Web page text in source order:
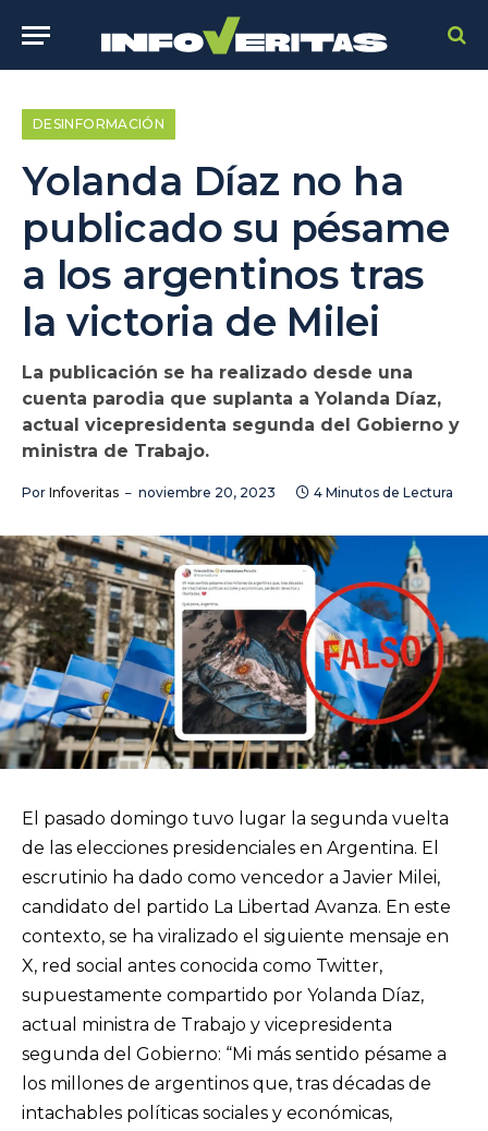
DESINFORMACIÓN
Yolanda Díaz no ha
publicado su pésame
a los argentinos tras
la victoria de Milei
La publicación se ha realizado desde una
cuenta parodia que suplanta a Yolanda Díaz,
actual vicepresidenta segunda del Gobierno y
ministra de Trabajo.
Por Infoveritas noviembre 20, 2023 4 Minutos de Lectura
El pasado domingo tuvo lugar la segunda vuelta
de las elecciones presidenciales en Argentina. El
escrutinio ha dado como vencedor a Javier Milei,
candidato del partido La Libertad Avanza. En este
contexto, se ha viralizado el siguiente mensaje en
X, red social antes conocida como Twitter,
supuestamente compartido por Yolanda Díaz,
actual ministra de Trabajo y vicepresidenta
segunda del Gobierno: “Mi más sentido pésame a
los millones de argentinos que, tras décadas de
intachables políticas sociales y económicas,